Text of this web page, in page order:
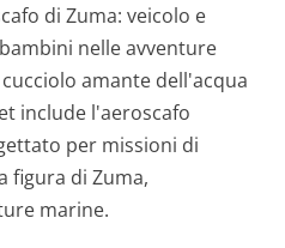
di Zuma: veicolo e
nelle avventure
amante dell'acqua
include l'aeroscafo
per missioni di
figura di Zuma,
marine.